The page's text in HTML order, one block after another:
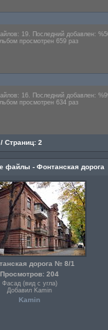
19. Последний добавлен:
просмотрен 659 раз
16. Последний добавлен:
просмотрен 634 раз
Страниц: 2
файлы - Фонтанская дорога
дорога № 8/1
Просмотров: 204
Фасад (вид с угла)
Добавил Kamin
Kamin